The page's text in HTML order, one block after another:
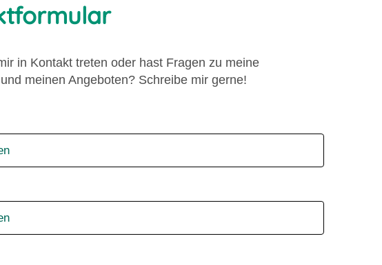
in Kontakt treten oder hast Fragen zu meine
meinen Angeboten? Schreibe mir gerne!